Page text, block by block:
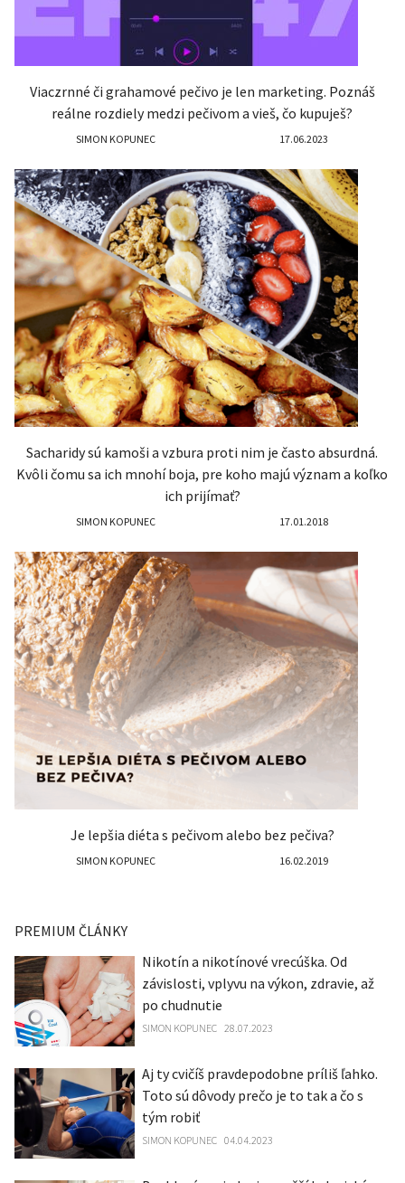
Viaczrnné či grahamové pečivo je len marketing. Poznáš
reálne rozdiely medzi pečivom a vieš, čo kupuješ?
SIMON KOPUNEC 17.06.2023
Sacharidy sú kamoši a vzbura proti nim je často absurdná.
Kvôli čomu sa ich mnohí boja, pre koho majú význam a koľko
ich prijímať?
SIMON KOPUNEC 17.01.2018
Je lepšia diéta s pečivom alebo bez pečiva?
SIMON KOPUNEC 16.02.2019
PREMIUM ČLÁNKY
Nikotín a nikotínové vrecúška. Od
závislosti, vplyvu na výkon, zdravie, až
po chudnutie
SIMON KOPUNEC 28.07.2023
Aj ty cvičíš pravdepodobne príliš ľahko.
Toto sú dôvody prečo je to tak a čo s
tým robiť
SIMON KOPUNEC 04.04.2023